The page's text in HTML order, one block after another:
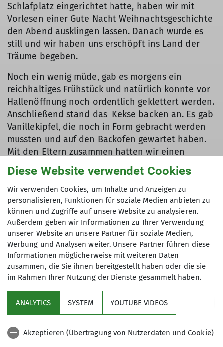
Schlafplatz eingerichtet hatte, haben wir mit
Vorlesen einer Gute Nacht Weihnachtsgeschichte
den Abend ausklingen lassen. Danach wurde es
still und wir haben uns erschöpft ins Land der
Träume begeben.
Noch ein wenig müde, gab es morgens ein
reichhaltiges Frühstück und natürlich konnte vor
Hallenöffnung noch ordentlich geklettert werden.
Anschließend stand das Kekse backen an. Es gab
Vanillekipfel, die noch in Form gebracht werden
mussten und auf den Backofen gewartet haben.
Mit den Eltern zusammen hatten wir einen
schönen Abschluss mit Kaffee und Kekse, für ein
Kennen lernen untereinander. Wir freuen uns auf
das neue Jahr und überlegen gemeinsam, was
unser nächstes Ziel sein wird.
Aylin Banze
Sektion
Gruppen im Fokus
Diese Website verwendet Cookies
Wir verwenden Cookies, um Inhalte und Anzeigen zu
personalisieren, Funktionen für soziale Medien anbieten zu
können und Zugriffe auf unsere Website zu analysieren.
Außerdem geben wir Informationen zu Ihrer Verwendung
unserer Website an unsere Partner für soziale Medien,
Werbung und Analysen weiter. Unsere Partner führen diese
Informationen möglicherweise mit weiteren Daten
zusammen, die Sie ihnen bereitgestellt haben oder die sie
im Rahmen Ihrer Nutzung der Dienste gesammelt haben.
ANALYTICS SYSTEM YOUTUBE VIDEOS
Akzeptieren (Übertragung von Nutzerdaten und Cookie)